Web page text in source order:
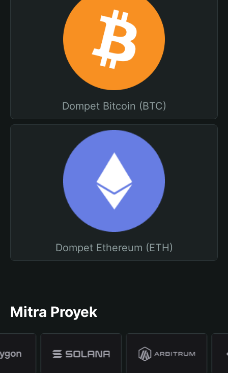
Dompet Bitcoin (BTC)
Dompet Ethereum (ETH)
Mitra Proyek